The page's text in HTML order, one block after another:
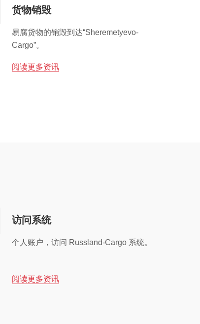
货物销毁
易腐货物的销毁到达“Sheremetyevo-
Cargo”。
阅读更多资讯
访问系统
个人账户，访问 Russland-Cargo 系统。
阅读更多资讯